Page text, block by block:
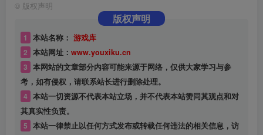
© 版权声明
版权声明
1 本站名称： 游戏库
2 本站网址： www.youxiku.cn
3 本网站的文章部分内容可能来源于网络，仅供大家学习与参
考，如有侵权，请联系站长进行删除处理。
4 本站一切资源不代表本站立场，并不代表本站赞同其观点和对
其真实性负责。
5 本站一律禁止以任何方式发布或转载任何违法的相关信息，访